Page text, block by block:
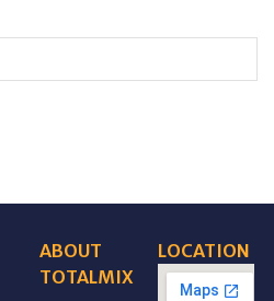
ABOUT
TOTALMIX
LOCATION